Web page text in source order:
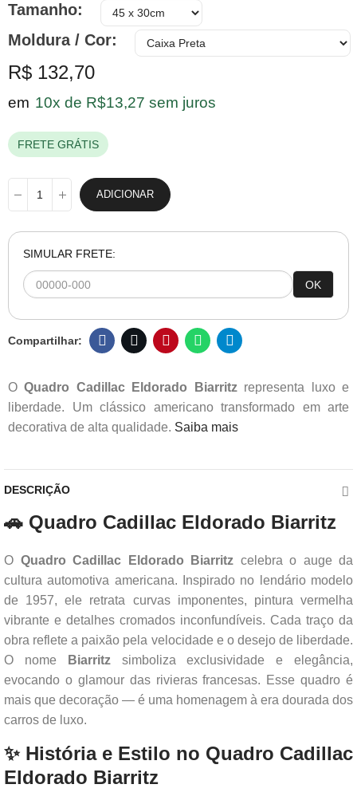
Tamanho
Moldura / Cor
R$ 132,70
em 10x de R$13,27 sem juros
FRETE GRÁTIS
ADICIONAR
SIMULAR FRETE:
OK
OQuadro Cadillac Eldorado Biarritzrepresenta luxo e
liberdade. Um clássico americano transformado em arte
decorativa de alta qualidade. Saiba mais
DESCRIÇÃO
🚗 Quadro Cadillac Eldorado Biarritz
O Quadro Cadillac Eldorado Biarritz celebra o auge da
cultura automotiva americana. Inspirado no lendário modelo
de 1957, ele retrata curvas imponentes, pintura vermelha
vibrante e detalhes cromados inconfundíveis. Cada traço da
obra reflete a paixão pela velocidade e o desejo de liberdade.
O nome
Biarritzsimboliza exclusividade e elegância,
evocando o glamour das rivieras francesas. Esse quadro é
mais que decoração — é uma homenagem à era dourada dos
carros de luxo.
✨ História e Estilo no Quadro Cadillac
Eldorado Biarritz